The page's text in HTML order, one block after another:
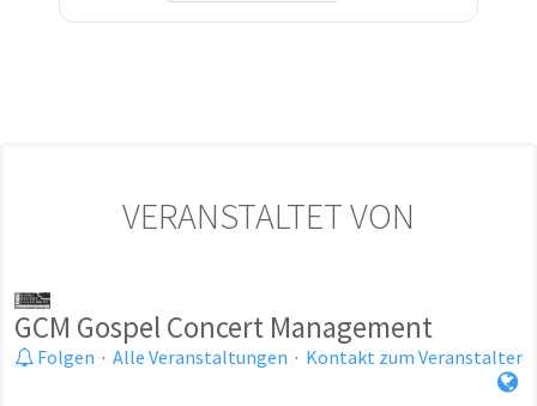
VERANSTALTET VON
GCM Gospel Concert Management
Folgen · Alle Veranstaltungen · Kontakt zum Veranstalter